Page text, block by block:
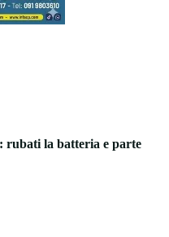
rubati la batteria e parte